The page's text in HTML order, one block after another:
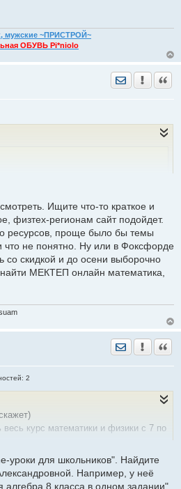
мужские ~ПРИСТРОЙ~
ОБУВЬ Pi*niolo
Отправить
Ищите что-то краткое и
физтех-регионам сайт подойдет.
ресурсов, проще было бы темы
что не понятно. Ну или в Фоксфорде
со скидкой и до осени выборочно
МЕКТЕП онлайн математика,
Отправить
2
весь курс математики и физики с 7 по
видеоурокам.
ютуб или другие платформы на эти
языком)?
уроки для школьников". Найдите
Например, у неё
алгебра 8 класса в одном задании".